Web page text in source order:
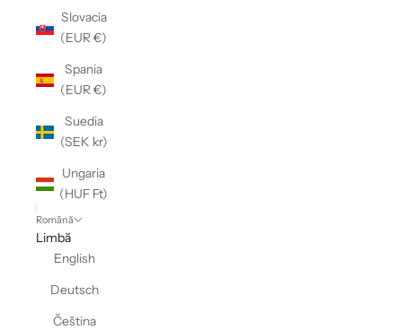
Slovacia
(EUR €)
Spania
(EUR €)
Suedia
(SEK kr)
Ungaria
(HUF Ft)
Română
Limbă
English
Deutsch
Čeština